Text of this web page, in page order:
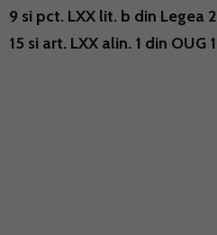
9 si pct. LXX lit. b din Legea
15 si art. LXX alin. 1 din OUG